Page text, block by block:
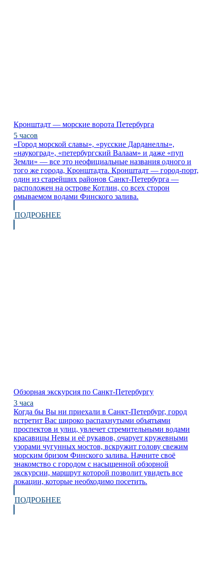
Кронштадт — морские ворота Петербурга
5 часов
«Город морской славы», «русские Дарданеллы»,
«наукоград», «петербургский Валаам» и даже «пуп
Земли» — все это неофициальные названия одного и
того же города, Кронштадта. Кронштадт — город-порт,
один из старейших районов Санкт-Петербурга —
расположен на острове Котлин, со всех сторон
омываемом водами Финского залива.
ПОДРОБНЕЕ
Обзорная экскурсия по Санкт-Петербургу
3 часа
Когда бы Вы ни приехали в Санкт-Петербург, город
встретит Вас широко распахнутыми объятьями
проспектов и улиц, увлечет стремительными водами
красавицы Невы и её рукавов, очарует кружевными
узорами чугунных мостов, вскружит голову свежим
морским бризом Финского залива. Начните своё
знакомство с городом с насыщенной обзорной
экскурсии, маршрут которой позволит увидеть все
локации, которые необходимо посетить.
ПОДРОБНЕЕ